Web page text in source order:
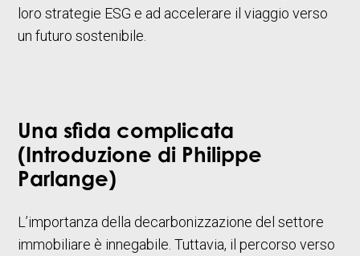
loro strategie ESG e ad accelerare il viaggio verso
un futuro sostenibile.
Una sfida complicata
(Introduzione di Philippe
Parlange)
L’importanza della decarbonizzazione del settore
immobiliare è innegabile. Tuttavia, il percorso verso